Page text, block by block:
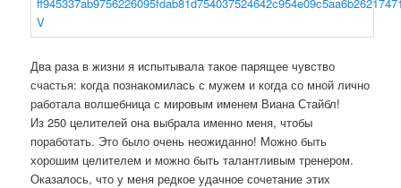
Два раза в жизни я испытывала такое парящее чувство
счастья: когда познакомилась с мужем и когда со мной лично
работала волшебница с мировым именем Виана Стайбл!
Из 250 целителей она выбрала именно меня, чтобы
поработать. Это было очень неожиданно! Можно быть
хорошим целителем и можно быть талантливым тренером.
Оказалось, что у меня редкое удачное сочетание этих